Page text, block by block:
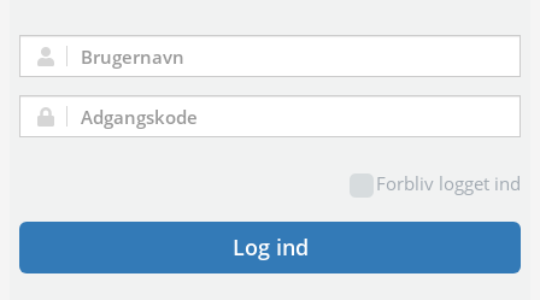
Brugernavn:
Adgangskode:
Forbliv logget ind
Log ind